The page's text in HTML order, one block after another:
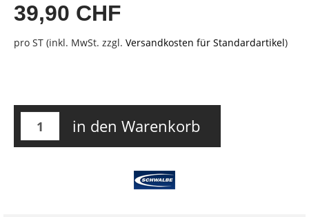
39,90 CHF
pro ST (inkl. MwSt. zzgl. Versandkosten für Standardartikel)
in den Warenkorb